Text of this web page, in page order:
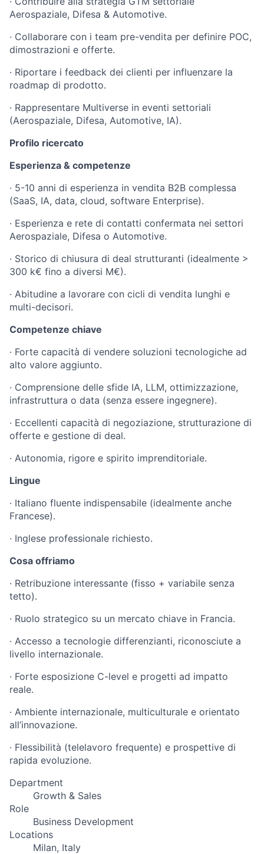
Aerospaziale, Difesa & Automotive.
· Collaborare con i team pre-vendita per definire POC,
dimostrazioni e offerte.
· Riportare i feedback dei clienti per influenzare la
roadmap di prodotto.
· Rappresentare Multiverse in eventi settoriali
(Aerospaziale, Difesa, Automotive, IA).
Profilo ricercato
Esperienza & competenze
· 5-10 anni di esperienza in vendita B2B complessa
(SaaS, IA, data, cloud, software Enterprise).
· Esperienza e rete di contatti confermata nei settori
Aerospaziale, Difesa o Automotive.
· Storico di chiusura di deal strutturanti (idealmente >
300 k€ fino a diversi M€).
· Abitudine a lavorare con cicli di vendita lunghi e
multi-decisori.
Competenze chiave
· Forte capacità di vendere soluzioni tecnologiche ad
alto valore aggiunto.
· Comprensione delle sfide IA, LLM, ottimizzazione,
infrastruttura o data (senza essere ingegnere).
· Eccellenti capacità di negoziazione, strutturazione di
offerte e gestione di deal.
· Autonomia, rigore e spirito imprenditoriale.
Lingue
· Italiano fluente indispensabile (idealmente anche
Francese).
· Inglese professionale richiesto.
Cosa offriamo
· Retribuzione interessante (fisso + variabile senza
tetto).
· Ruolo strategico su un mercato chiave in Francia.
· Accesso a tecnologie differenzianti, riconosciute a
livello internazionale.
· Forte esposizione C-level e progetti ad impatto
reale.
· Ambiente internazionale, multiculturale e orientato
all’innovazione.
· Flessibilità (telelavoro frequente) e prospettive di
rapida evoluzione.
Department
Growth & Sales
Role
Business Development
Locations
Milan, Italy